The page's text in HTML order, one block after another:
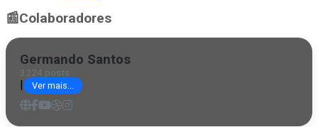
📰Colaboradores
Germando Santos
3224 posts
Ver mais...